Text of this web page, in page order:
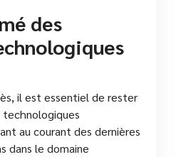
des
il est essentiel de rester
au courant des dernières
dans le domaine